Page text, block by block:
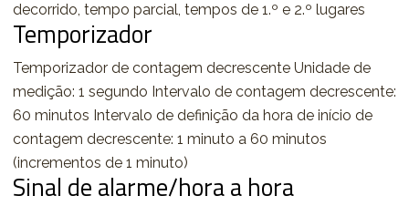
decorrido, tempo parcial, tempos de 1.º e 2.º lugares
Temporizador
Temporizador de contagem decrescente Unidade de
medição: 1 segundo Intervalo de contagem decrescente:
60 minutos Intervalo de definição da hora de início de
contagem decrescente: 1 minuto a 60 minutos
(incrementos de 1 minuto)
Sinal de alarme/hora a hora